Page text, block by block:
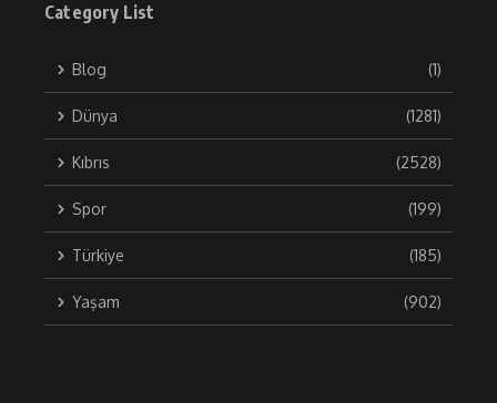
Category List
Blog (1)
Dünya (1281)
Kıbrıs (2528)
Spor (199)
Türkiye (185)
Yaşam (902)